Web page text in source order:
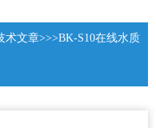
术文章>>>BK-S10在线水质